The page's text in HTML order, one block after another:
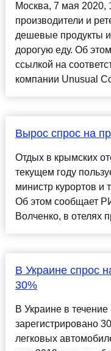
Москва, 7 мая
производители и
дешевые продукты
дорогую еду. Об
ссылкой на
компании Unusual
Вырос спрос на
Отдых в крымских
текущем году
министр курортов
Об этом сообщает
Волченко, в отелях
В Украине спрос
30%
В Украине в
зарегистрировано
легковых